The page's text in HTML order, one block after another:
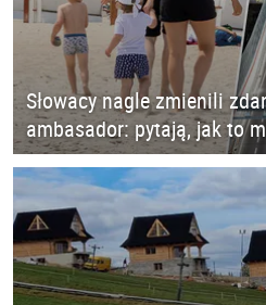
Słowacy nagle zmienili
ambasador: pytają, jak to